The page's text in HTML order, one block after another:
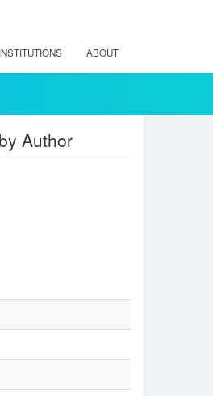
INSTITUTIONS ABOUT
Author